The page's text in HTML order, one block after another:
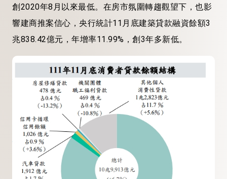
創2020年8月以來最低。在房市氛圍轉趨觀望下，也影
響建商推案信心，央行統計11月底建築貸款融資餘額3
兆838.42億元，年增率11.99%，創3年多新低。